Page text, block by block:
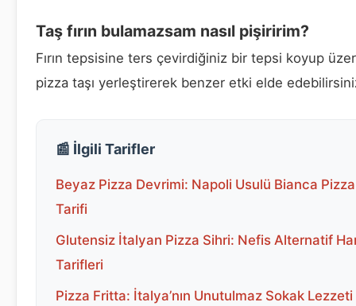
Taş fırın bulamazsam nasıl pişiririm?
Fırın tepsisine ters çevirdiğiniz bir tepsi koyup
pizza taşı yerleştirerek benzer etki elde
📰 İlgili Tarifler
Beyaz Pizza Devrimi: Napoli Usulü Bianca Pizza
Tarifi
Glutensiz İtalyan Pizza Sihri: Nefis Alternatif
Tarifleri
Pizza Fritta: İtalya’nın Unutulmaz Sokak Lezzeti